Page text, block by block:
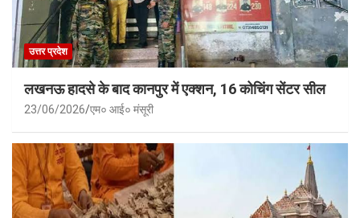
उत्तर प्रदेश
लखनऊ हादसे के बाद कानपुर में एक्शन, 16 कोचिंग सेंटर सील
23/06/2026 एम० आई० मंसूरी